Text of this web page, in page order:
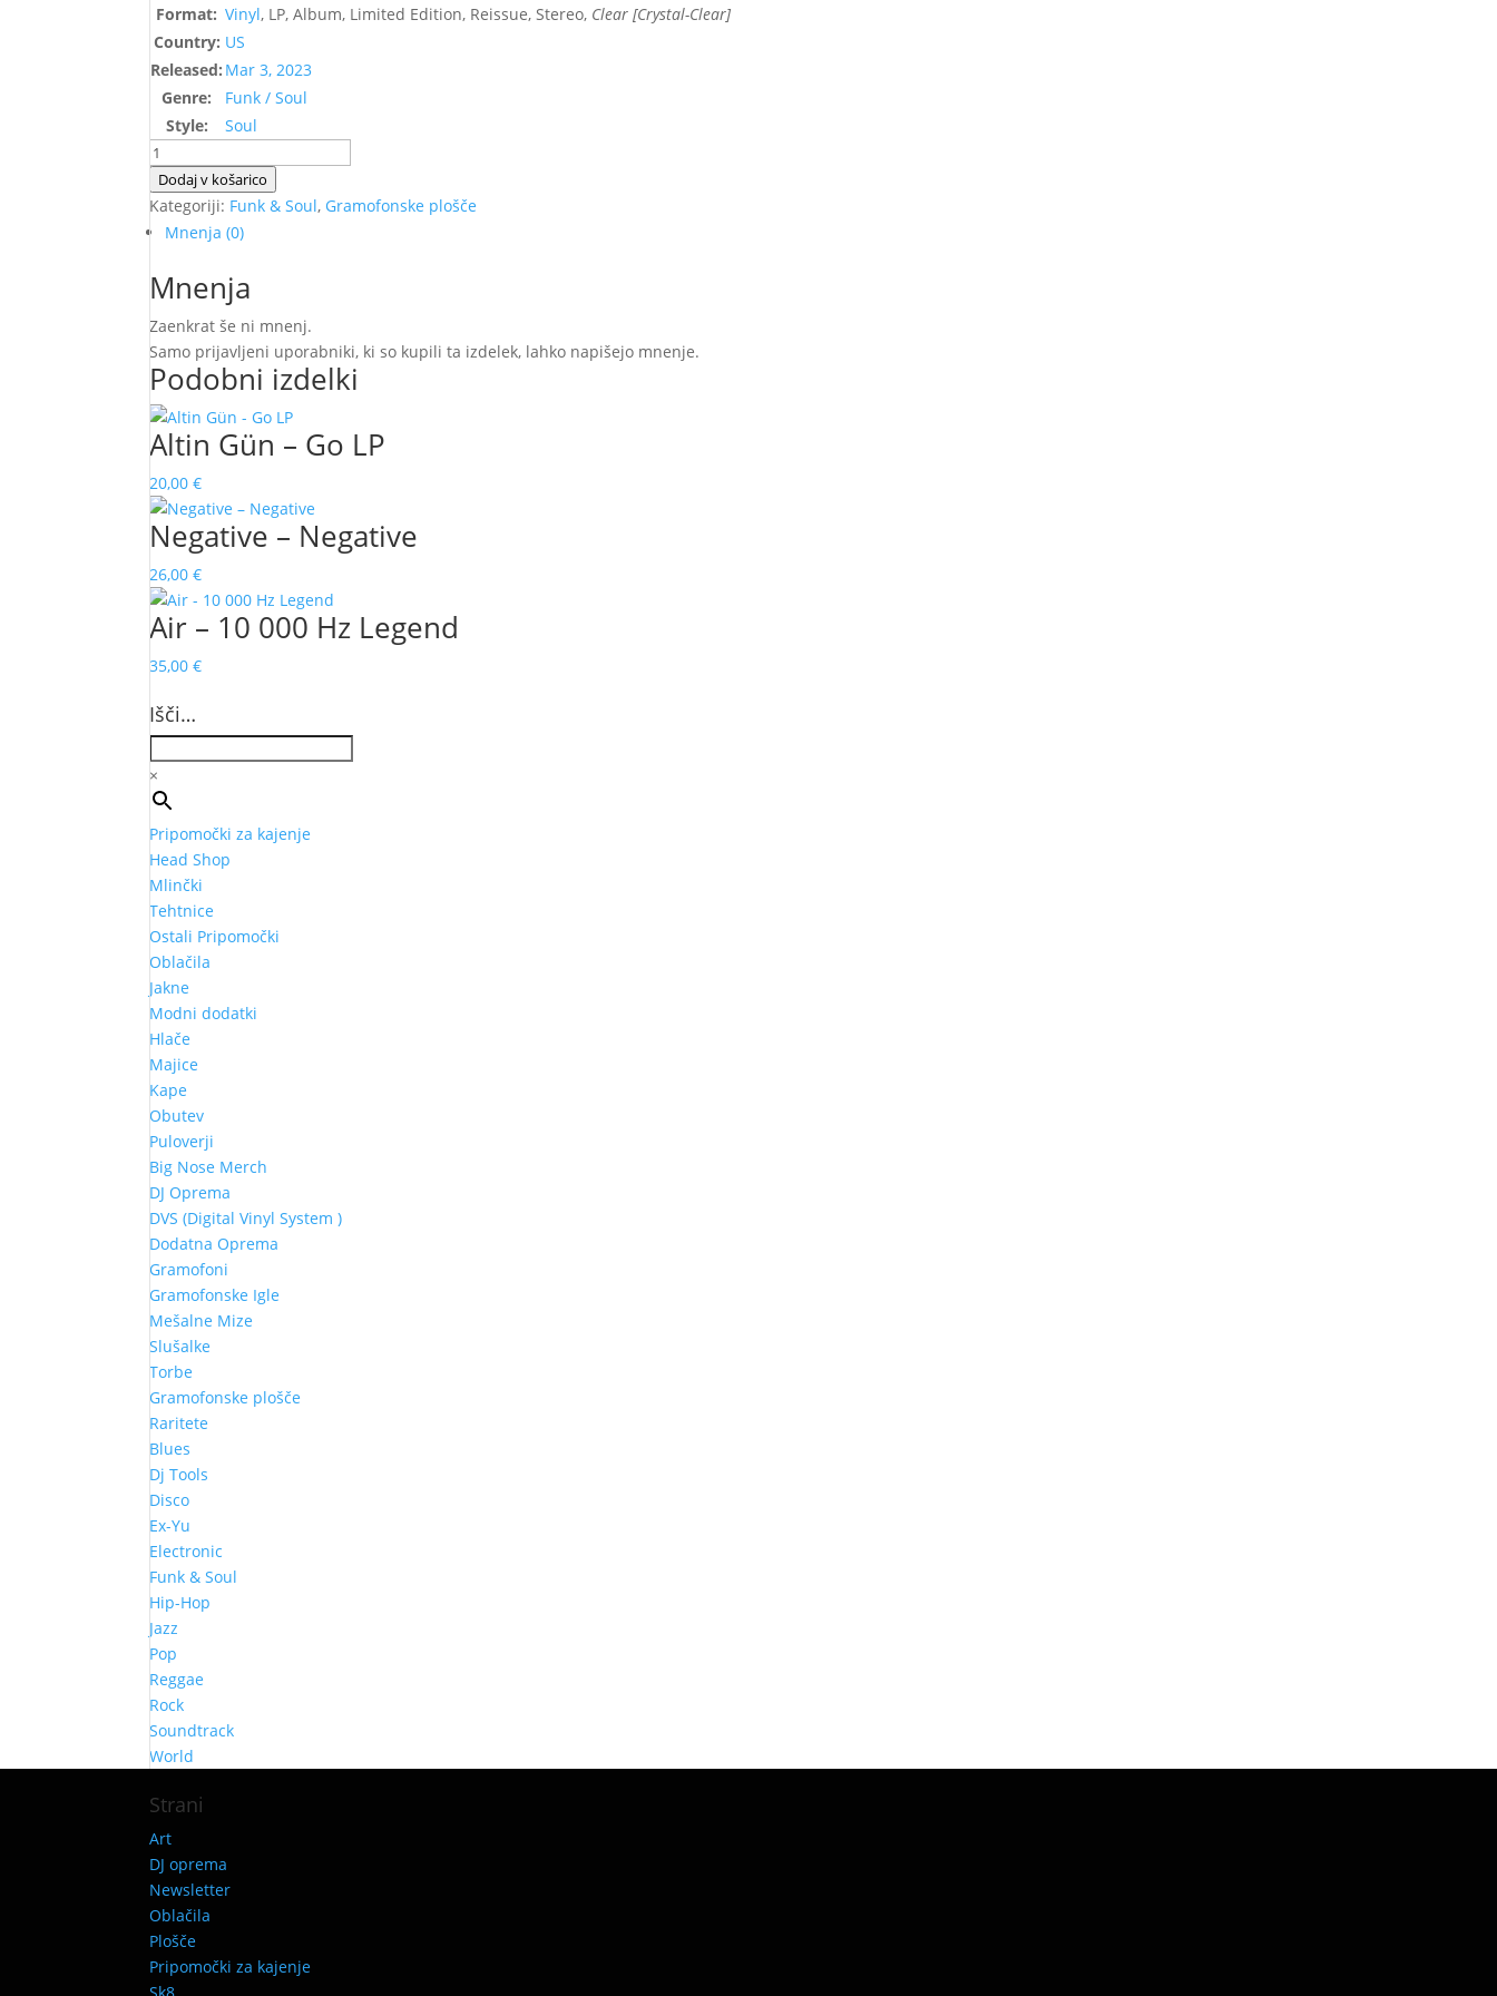
Format: Vinyl, LP, Album, Limited Edition, Reissue, Stereo, Clear [Crystal-Clear]
Country: US
Released: Mar 3, 2023
Genre:
Funk / Soul
Style:
Soul
Aretha
Franklin
-
Lady
količina
Dodaj v košarico
Kategoriji: Funk & Soul, Gramofonske plošče
Mnenja (0)
Mnenja
Zaenkrat še ni mnenj.
Samo prijavljeni uporabniki, ki so kupili ta izdelek, lahko napišejo mnenje.
Podobni izdelki
Altin Gün – Go LP
20,00€
Negative – Negative
26,00€
Air – 10 000 Hz Legend
35,00€
Išči…
×
Pripomočki za kajenje
Head Shop
Mlinčki
Tehtnice
Ostali Pripomočki
Oblačila
Jakne
Modni dodatki
Hlače
Majice
Kape
Obutev
Puloverji
Big Nose Merch
DJ Oprema
DVS (Digital Vinyl System )
Dodatna Oprema
Gramofoni
Gramofonske Igle
Mešalne Mize
Slušalke
Torbe
Gramofonske plošče
Raritete
Blues
Dj Tools
Disco
Ex-Yu
Electronic
Funk & Soul
Hip-Hop
Jazz
Pop
Reggae
Rock
Soundtrack
World
Strani
Art
DJ oprema
Newsletter
Oblačila
Plošče
Pripomočki za kajenje